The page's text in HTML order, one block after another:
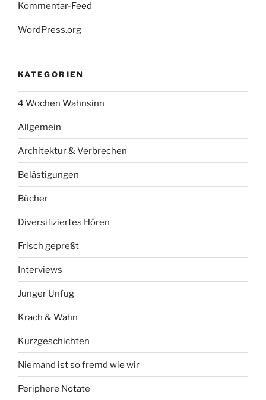
Kommentar-Feed
WordPress.org
KATEGORIEN
4 Wochen Wahnsinn
Allgemein
Architektur & Verbrechen
Belästigungen
Bücher
Diversifiziertes Hören
Frisch gepreßt
Interviews
Junger Unfug
Krach & Wahn
Kurzgeschichten
Niemand ist so fremd wie wir
Periphere Notate